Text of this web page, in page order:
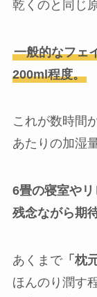
乾くのと同じ
一般的なフェ
200ml程度。
これが数時間
あたりの加湿
6畳の寝室やリ
残念ながら期
あくまで「枕
ほんのり潤す